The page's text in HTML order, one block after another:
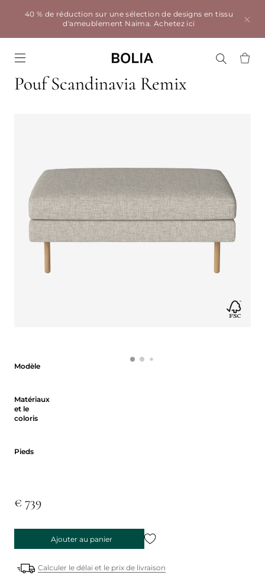
40 % de réduction sur une sélection de designs en tissu
d'ameublement Naima.Achetez ici
Pouf Scandinavia Remix
Modèle
Matériaux
et le
coloris
Pieds
€ 739
Ajouter au panier
Calculer le délai et le prix de livraison